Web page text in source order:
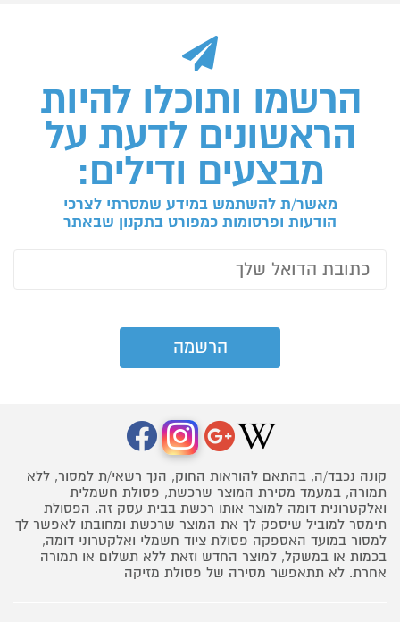
הרשמו ותוכלו להיות
הראשונים לדעת על
מבצעים ודילים:
מאשר/ת להשתמש במידע שמסרתי לצרכי
הודעות ופרסומות כמפורט בתקנון שבאתר
קונה נכבד/ה, בהתאם להוראות החוק, הנך רשאי/ת למסור, ללא
תמורה, במעמד מסירת המוצר שרכשת, פסולת חשמלית
ואלקטרונית דומה למוצר אותו רכשת בבית עסק זה. הפסולת
תימסר למוביל שיספק לך את המוצר שרכשת ומחובתו לאפשר לך
למסור במועד האספקה פסולת ציוד חשמלי ואלקטרוני דומה,
בכמות או במשקל, למוצר החדש וזאת ללא תשלום או תמורה
אחרת. לא תתאפשר מסירה של פסולת מזיקה